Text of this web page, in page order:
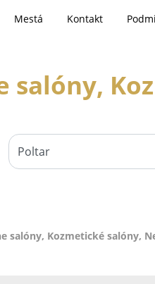
Mestá Kontakt
salóny,
salóny, Kozmetické salóny,